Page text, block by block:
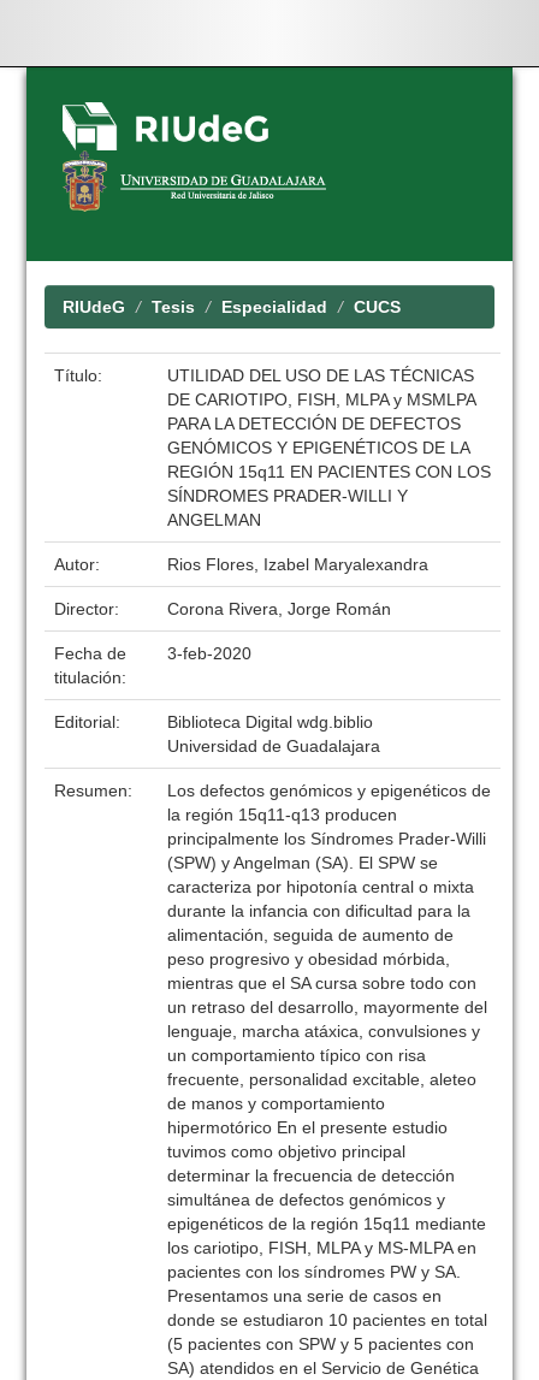
Skip
navigation
RIUdeG Tesis Especialidad CUCS
Título:
UTILIDAD DEL USO DE LAS TÉCNICAS
DE CARIOTIPO, FISH, MLPA y MSMLPA
PARA LA DETECCIÓN DE DEFECTOS
GENÓMICOS Y EPIGENÉTICOS DE LA
REGIÓN 15q11 EN PACIENTES CON LOS
SÍNDROMES PRADER-WILLI Y
ANGELMAN
Autor: Rios Flores, Izabel Maryalexandra
Director: Corona Rivera, Jorge Román
Fecha de
titulación:
3-feb-2020
Editorial:
Biblioteca Digital wdg.biblio
Universidad de Guadalajara
Resumen:
Los defectos genómicos y epigenéticos de
la región 15q11-q13 producen
principalmente los Síndromes Prader-Willi
(SPW) y Angelman (SA). El SPW se
caracteriza por hipotonía central o mixta
durante la infancia con dificultad para la
alimentación, seguida de aumento de
peso progresivo y obesidad mórbida,
mientras que el SA cursa sobre todo con
un retraso del desarrollo, mayormente del
lenguaje, marcha atáxica, convulsiones y
un comportamiento típico con risa
frecuente, personalidad excitable, aleteo
de manos y comportamiento
hipermotórico En el presente estudio
tuvimos como objetivo principal
determinar la frecuencia de detección
simultánea de defectos genómicos y
epigenéticos de la región 15q11 mediante
los cariotipo, FISH, MLPA y MS-MLPA en
pacientes con los síndromes PW y SA.
Presentamos una serie de casos en
donde se estudiaron 10 pacientes en total
(5 pacientes con SPW y 5 pacientes con
SA) atendidos en el Servicio de Genética